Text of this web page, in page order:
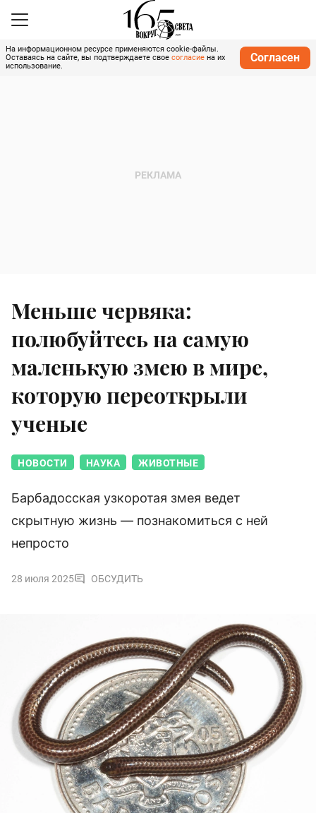
На информационном ресурсе применяются cookie-файлы.
Оставаясь на сайте, вы подтверждаете свое согласие на их
использование.
Согласен
Меньше червяка:
полюбуйтесь на самую
маленькую змею в мире,
которую переоткрыли
ученые
НОВОСТИ НАУКА ЖИВОТНЫЕ
Барбадосская узкоротая змея ведет
скрытную жизнь — познакомиться с ней
непросто
28 июля 2025 ОБСУДИТЬ